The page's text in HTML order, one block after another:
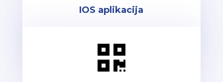
IOS aplikacija
